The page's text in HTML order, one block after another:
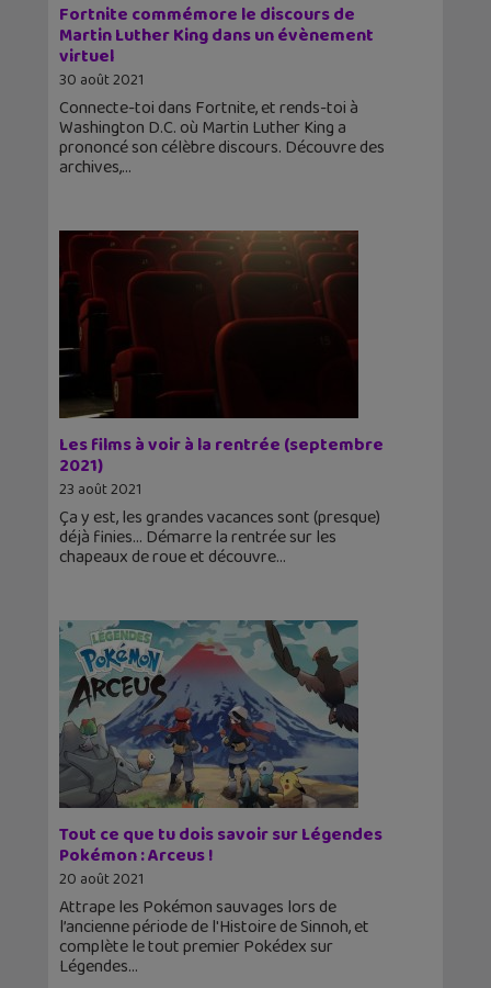
Fortnite commémore le discours de
Martin Luther King dans un évènement
virtuel
30 août 2021
Connecte-toi dans Fortnite, et rends-toi à
Washington D.C. où Martin Luther King a
prononcé son célèbre discours. Découvre des
archives,
Les films à voir à la rentrée (septembre
2021)
23 août 2021
Ça y est, les grandes vacances sont (presque)
déjà finies… Démarre la rentrée sur les
chapeaux de roue et découvre
Tout ce que tu dois savoir sur Légendes
Pokémon : Arceus !
20 août 2021
Attrape les Pokémon sauvages lors de
l’ancienne période de l'Histoire de Sinnoh, et
complète le tout premier Pokédex sur
Légendes